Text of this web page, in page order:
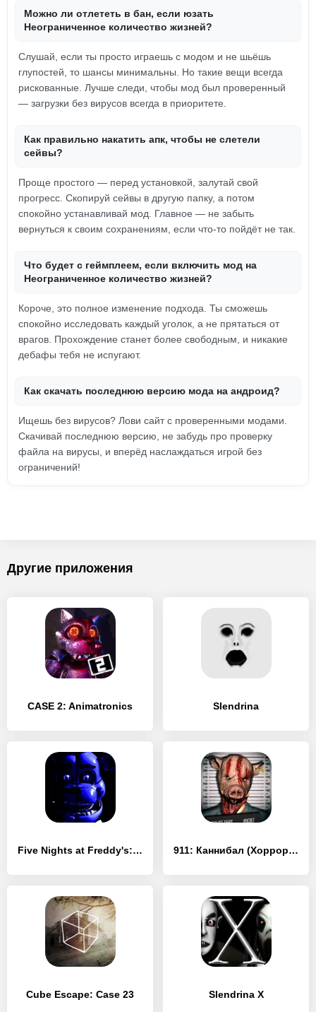
Можно ли отлететь в бан, если юзать
Неограниченное количество жизней?
Слушай, если ты просто играешь с модом и не шьёшь
глупостей, то шансы минимальны. Но такие вещи всегда
рискованные. Лучше следи, чтобы мод был проверенный
— загрузки без вирусов всегда в приоритете.
Как правильно накатить апк, чтобы не слетели
сейвы?
Проще простого — перед установкой, залутай свой
прогресс. Скопируй сейвы в другую папку, а потом
спокойно устанавливай мод. Главное — не забыть
вернуться к своим сохранениям, если что-то пойдёт не так.
Что будет с геймплеем, если включить мод на
Неограниченное количество жизней?
Короче, это полное изменение подхода. Ты сможешь
спокойно исследовать каждый уголок, а не прятаться от
врагов. Прохождение станет более свободным, и никакие
дебафы тебя не испугают.
Как скачать последнюю версию мода на андроид?
Ищешь без вирусов? Лови сайт с проверенными модами.
Скачивай последнюю версию, не забудь про проверку
файла на вирусы, и вперёд наслаждаться игрой без
ограничений!
Другие приложения
CASE 2: Animatronics Slendrina
Five Nights at Freddy's: SL 911: Каннибал (Хоррор, Ужасы)
Cube Escape: Case 23 Slendrina X